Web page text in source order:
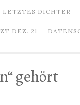
LETZTES DICHTER
DEZ. 21
gehört